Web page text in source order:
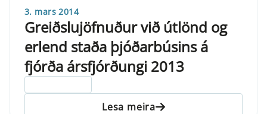
3. mars 2014
Greiðslujöfnuður við útlönd og
erlend staða þjóðarbúsins á
fjórða ársfjórðungi 2013
Lesa meira